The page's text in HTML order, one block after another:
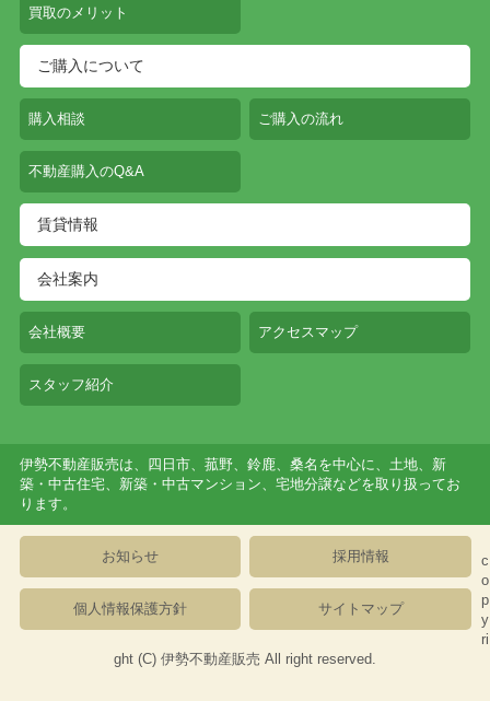
買取のメリット
ご購入について
購入相談 ご購入の流れ
不動産購入のQ&A
賃貸情報
会社案内
会社概要 アクセスマップ
スタッフ紹介
伊勢不動産販売は、四日市、菰野、鈴鹿、桑名を中心に、土地、新
築・中古住宅、新築・中古マンション、宅地分譲などを取り扱ってお
ります。
お知らせ 採用情報
個人情報保護方針 サイトマップ
c
o
p
y
ri
ght (C) 伊勢不動産販売 All right reserved.